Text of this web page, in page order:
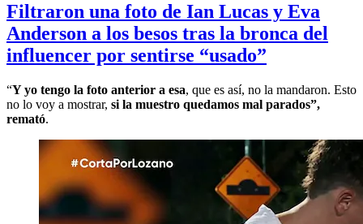
Filtraron una foto de Ian Lucas y Eva
Anderson a los besos tras la bronca del
influencer por sentirse “usado”
“Y yo tengo la foto anterior a esa, que es así, no la mandaron. Esto
no lo voy a mostrar, si la muestro quedamos mal parados”,
remató.